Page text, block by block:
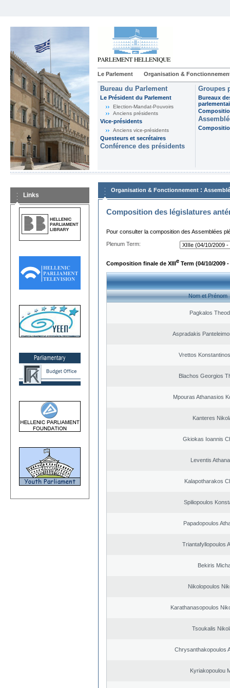
Le Parlement Organisation &
Bureau du Parlement
Le Président du Parlement
Election-Mandat-Pouvoirs
Anciens présidents
Vice-présidents
Anciens vice-présidents
Questeurs et secrétaires
Conférence des présidents
Groupes
Bureaux
Links
Organisation & Fonctionnement :
Composition des législatures
Pour consulter la composition des Assemblées
Plenum Term:
Composition finale de XIIIe Term (04/10/2009 -
Nom et Prénom
Pagkalos
Aspradakis
Vrettos
Blachos Georgios
Mpouras Athanasios
Kanteres
Gkiokas Ioannis
Leventis
Kalapotharakos
Spiliopoulos
Papadopoulos
Triantafyllopoulos
Bekiris
Nikolopoulos
Karathanasopoulos
Tsoukalis
Chrysanthakopoulos
Kyriakopoulou